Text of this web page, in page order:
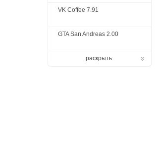
VK Coffee 7.91
GTA San Andreas 2.00
раскрыть